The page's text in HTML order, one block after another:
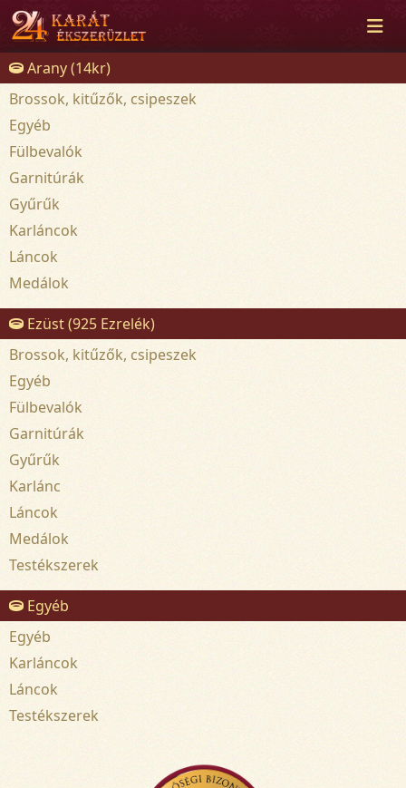
Arany (14kr)
Brossok, kitűzők, csipeszek
Egyéb
Fülbevalók
Garnitúrák
Gyűrűk
Karláncok
Láncok
Medálok
Ezüst (925 Ezrelék)
Brossok, kitűzők, csipeszek
Egyéb
Fülbevalók
Garnitúrák
Gyűrűk
Karlánc
Láncok
Medálok
Testékszerek
Egyéb
Egyéb
Karláncok
Láncok
Testékszerek